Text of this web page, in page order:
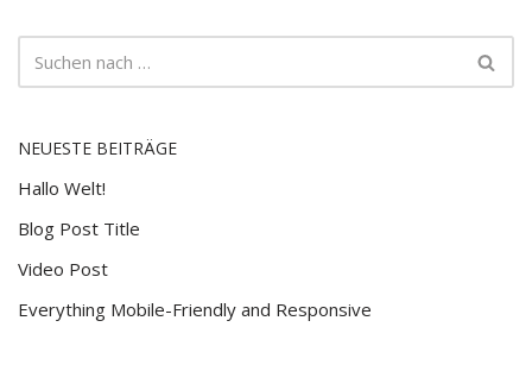
NEUESTE BEITRÄGE
Hallo Welt!
Blog Post Title
Video Post
Everything Mobile-Friendly and Responsive